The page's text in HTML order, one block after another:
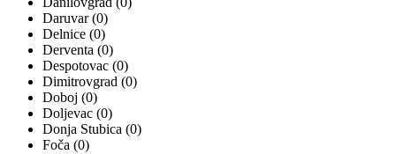
Daruvar (0)
Delnice (0)
Derventa (0)
Despotovac (0)
Dimitrovgrad (0)
Doboj (0)
Doljevac (0)
Donja Stubica (0)
Foča (0)